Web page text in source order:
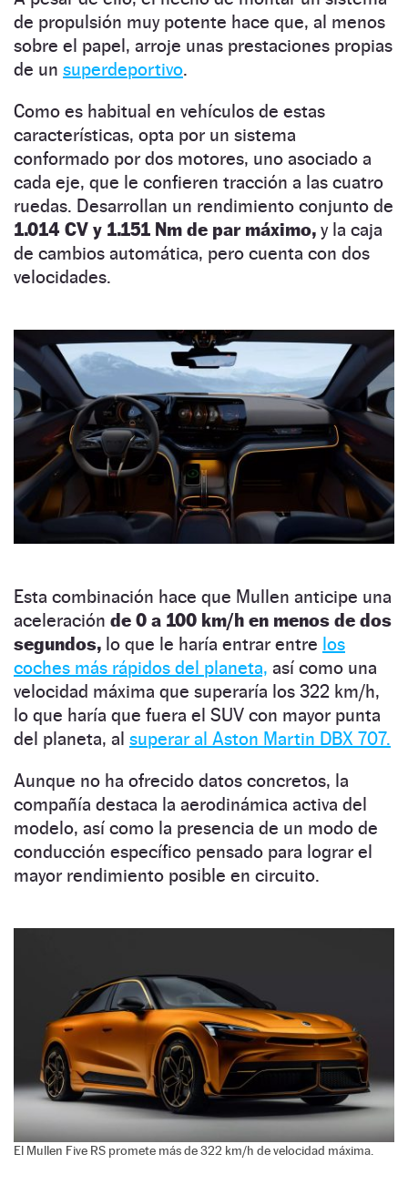
de propulsión muy potente hace que, al menos
sobre el papel, arroje unas prestaciones propias
de un superdeportivo.
Como es habitual en vehículos de estas
características, opta por un sistema
conformado por dos motores, uno asociado a
cada eje, que le confieren tracción a las cuatro
ruedas. Desarrollan un rendimiento conjunto de
1.014 CV y 1.151 Nm de par máximo, y la caja
de cambios automática, pero cuenta con dos
velocidades.
Esta combinación hace que Mullen anticipe una
aceleración de 0 a 100 km/h en menos de dos
segundos, lo que le haría entrar entre los
coches más rápidos del planeta, así como una
velocidad máxima que superaría los 322 km/h,
lo que haría que fuera el SUV con mayor punta
del planeta, al superar al Aston Martin DBX 707.
Aunque no ha ofrecido datos concretos, la
compañía destaca la aerodinámica activa del
modelo, así como la presencia de un modo de
conducción específico pensado para lograr el
mayor rendimiento posible en circuito.
El Mullen Five RS promete más de 322 km/h de velocidad máxima.